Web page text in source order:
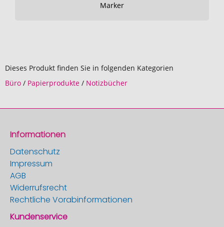
Marker
Dieses Produkt finden Sie in folgenden Kategorien
Büro / Papierprodukte / Notizbücher
Informationen
Datenschutz
Impressum
AGB
Widerrufsrecht
Rechtliche Vorabinformationen
Kundenservice